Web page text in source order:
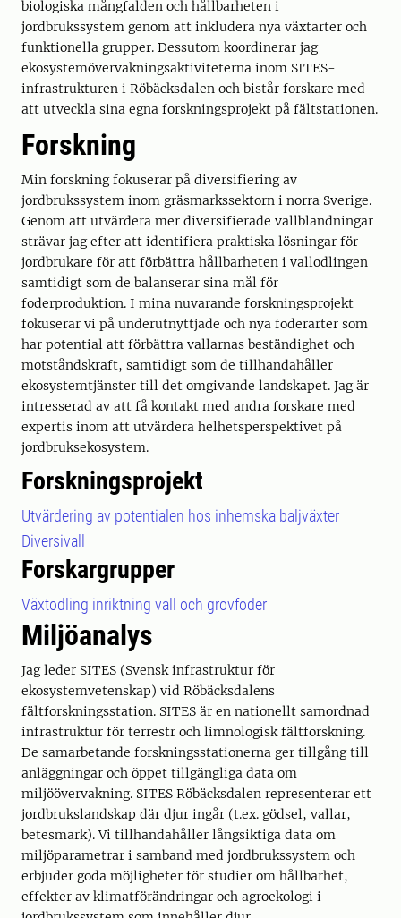
biologiska mångfalden och hållbarheten i
jordbrukssystem genom att inkludera nya växtarter och
funktionella grupper. Dessutom koordinerar jag
ekosystemövervakningsaktiviteterna inom SITES-
infrastrukturen i Röbäcksdalen och bistår forskare med
att utveckla sina egna forskningsprojekt på fältstationen.
Forskning
Min forskning fokuserar på diversifiering av
jordbrukssystem inom gräsmarkssektorn i norra Sverige.
Genom att utvärdera mer diversifierade vallblandningar
strävar jag efter att identifiera praktiska lösningar för
jordbrukare för att förbättra hållbarheten i vallodlingen
samtidigt som de balanserar sina mål för
foderproduktion. I mina nuvarande forskningsprojekt
fokuserar vi på underutnyttjade och nya foderarter som
har potential att förbättra vallarnas beständighet och
motståndskraft, samtidigt som de tillhandahåller
ekosystemtjänster till det omgivande landskapet. Jag är
intresserad av att få kontakt med andra forskare med
expertis inom att utvärdera helhetsperspektivet på
jordbruksekosystem.
Forskningsprojekt
Utvärdering av potentialen hos inhemska baljväxter
Diversivall
Forskargrupper
Växtodling inriktning vall och grovfoder
Miljöanalys
Jag leder SITES (Svensk infrastruktur för
ekosystemvetenskap) vid Röbäcksdalens
fältforskningsstation. SITES är en nationellt samordnad
infrastruktur för terrestr och limnologisk fältforskning.
De samarbetande forskningsstationerna ger tillgång till
anläggningar och öppet tillgängliga data om
miljöövervakning. SITES Röbäcksdalen representerar ett
jordbrukslandskap där djur ingår (t.ex. gödsel, vallar,
betesmark). Vi tillhandahåller långsiktiga data om
miljöparametrar i samband med jordbrukssystem och
erbjuder goda möjligheter för studier om hållbarhet,
effekter av klimatförändringar och agroekologi i